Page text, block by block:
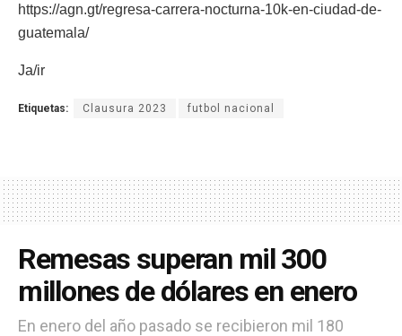
https://agn.gt/regresa-carrera-nocturna-10k-en-ciudad-de-
guatemala/
Ja/ir
Etiquetas: Clausura 2023 futbol nacional
Remesas superan mil 300
millones de dólares en enero
En enero del año pasado se recibieron mil 180